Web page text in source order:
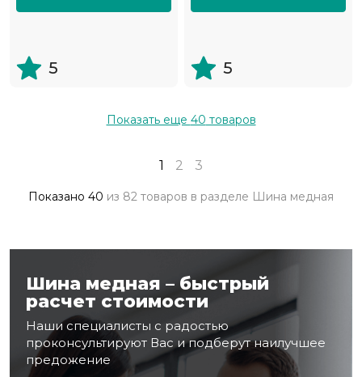
5 5
Показать еще 40 товаров
1 2 3
Показано 40 из 82 товаров в разделе Шина медная
Шина медная – быстрый
расчет стоимости
Наши специалисты с радостью
проконсультируют Вас и подберут наилучшее
предожение